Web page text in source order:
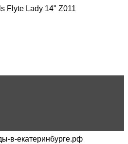
Flyte Lady 14" Z011
Arrow 14" V020
в-екатеринбурге.рф